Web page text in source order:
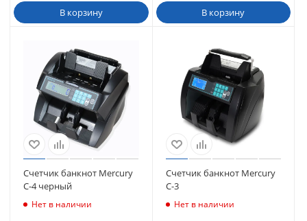
В корзину В корзину
Счетчик банкнот Mercury
C-4 черный
Нет в наличии
Счетчик банкнот Mercury
C-3
Нет в наличии